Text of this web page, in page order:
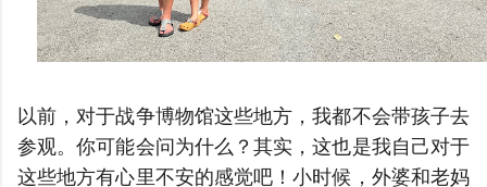
以前，对于战争博物馆这些地方，我都不会带孩子去
参观。你可能会问为什么？其实，这也是我自己对于
这些地方有心里不安的感觉吧！小时候，外婆和老妈